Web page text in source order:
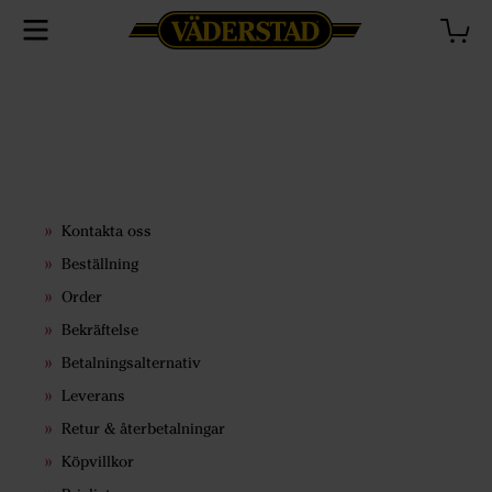
Kontakta oss
Beställning
Order
Bekräftelse
Betalningsalternativ
Leverans
Retur & återbetalningar
Köpvillkor